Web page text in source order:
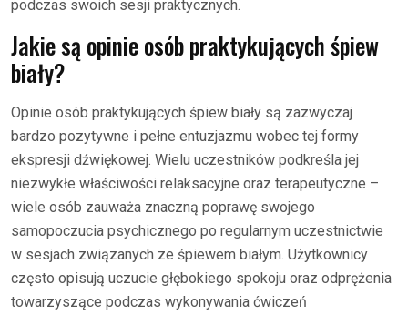
podczas swoich sesji praktycznych.
Jakie są opinie osób praktykujących śpiew
biały?
Opinie osób praktykujących śpiew biały są zazwyczaj
bardzo pozytywne i pełne entuzjazmu wobec tej formy
ekspresji dźwiękowej. Wielu uczestników podkreśla jej
niezwykłe właściwości relaksacyjne oraz terapeutyczne –
wiele osób zauważa znaczną poprawę swojego
samopoczucia psychicznego po regularnym uczestnictwie
w sesjach związanych ze śpiewem białym. Użytkownicy
często opisują uczucie głębokiego spokoju oraz odprężenia
towarzyszące podczas wykonywania ćwiczeń